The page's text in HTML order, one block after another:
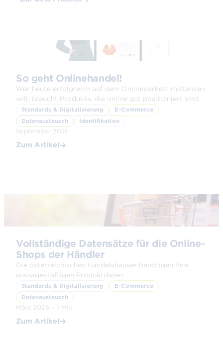
So geht Onlinehandel!
Wer heute erfolgreich auf dem Onlineparkett mittanzen
will, braucht Produkte, die online gut positioniert sind
und einfach gefunden werden.
Standards & Digitalisierung
E-Commerce
Datenaustausch
Identifikation
September 2021
Zum Artikel
Vollständige Datensätze für die Online-
Shops der Händler
Die österreichischen Handelshäuser benötigen Ihre
aussagekräftigen Produktdaten.
Standards & Digitalisierung
E-Commerce
Datenaustausch
März 2026 – 1 Min.
Zum Artikel